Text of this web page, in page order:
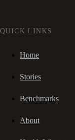
QUICK LINKS
Home
Stories
Benchmarks
About